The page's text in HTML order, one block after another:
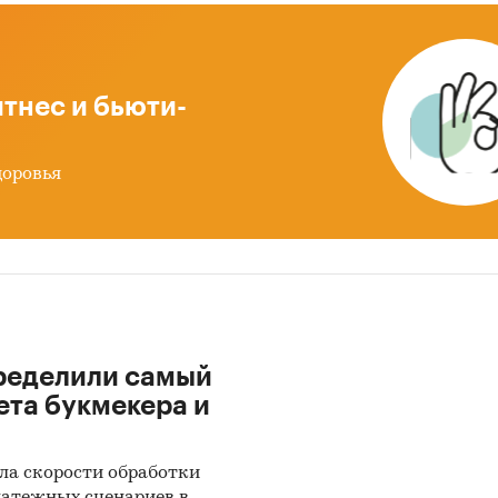
экспортные операции на рынке
объема и динамики импорта и экспорта
колес в стоимостном и натуральном
объемов импорта (экспорта) от курса
США и средних цен импорта (экспорта).
и бьюти-
самый
букмекера и
скорости обработки